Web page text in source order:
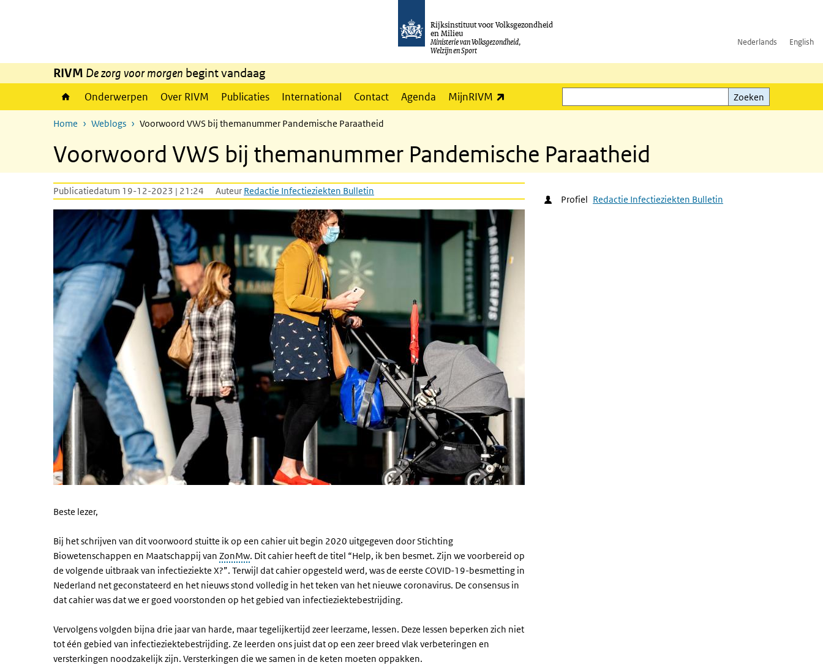
Rijksinstituut voor Volksgezondheid
en Milieu
Ministerie van Volksgezondheid,
Welzijn en Sport
Nederlands English
RIVM De zorg voor morgen begint vandaag
Onderwerpen Over RIVM Publicaties International Contact Agenda MijnRIVM
Zoeken
Zoeken
Home Weblogs Voorwoord VWS bij themanummer Pandemische Paraatheid
Voorwoord VWS bij themanummer Pandemische Paraatheid
Publicatiedatum 19-12-2023 | 21:24 Auteur Redactie Infectieziekten Bulletin
Beste lezer,
Bij het schrijven van dit voorwoord stuitte ik op een cahier uit begin 2020 uitgegeven door Stichting
Biowetenschappen en Maatschappij van ZonMw. Dit cahier heeft de titel “Help, ik ben besmet. Zijn we voorbereid op
de volgende uitbraak van infectieziekte X?”. Terwijl dat cahier opgesteld werd, was de eerste COVID-19-besmetting in
Nederland net geconstateerd en het nieuws stond volledig in het teken van het nieuwe coronavirus. De consensus in
dat cahier was dat we er goed voorstonden op het gebied van infectieziektebestrijding.
Vervolgens volgden bijna drie jaar van harde, maar tegelijkertijd zeer leerzame, lessen. Deze lessen beperken zich niet
tot één gebied van infectieziektebestrijding. Ze leerden ons juist dat op een zeer breed vlak verbeteringen en
versterkingen noodzakelijk zijn. Versterkingen die we samen in de keten moeten oppakken.
Profiel Redactie Infectieziekten Bulletin